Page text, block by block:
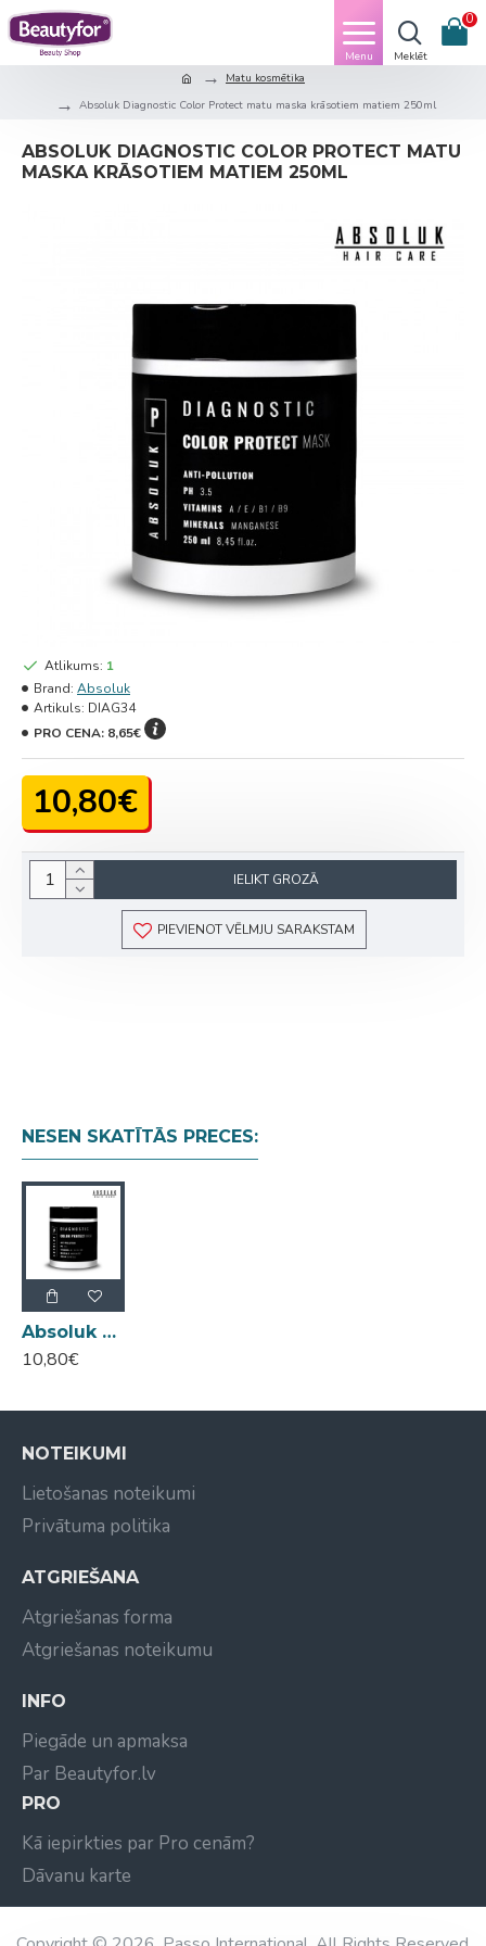
0
Matu kosmētika
Absoluk Diagnostic Color Protect matu maska krāsotiem matiem 250ml
ABSOLUK DIAGNOSTIC COLOR PROTECT MATU
MASKA KRĀSOTIEM MATIEM 250ML
10,80€
Atlikums: 1
Brand: Absoluk
Artikuls: DIAG34
PRO CENA: 8,65€
IELIKT GROZĀ
PIEVIENOT VĒLMJU SARAKSTAM
NESEN SKATĪTĀS PRECES:
Absoluk Diagnostic Color Protect matu maska krāsotiem matiem 250ml
10,80€
NOTEIKUMI
Lietošanas noteikumi
Privātuma politika
ATGRIEŠANA
Atgriešanas forma
Atgriešanas noteikumu
INFO
Piegāde un apmaksa
Par Beautyfor.lv
PRO
Kā iepirkties par Pro cenām?
Dāvanu karte